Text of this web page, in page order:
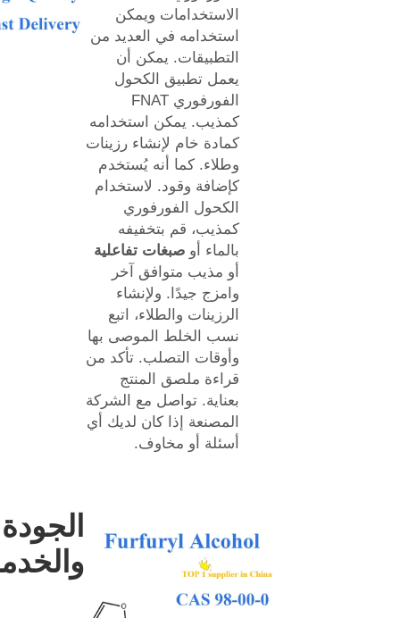
الاستخدامات ويمكن
استخدامه في العديد من
التطبيقات. يمكن أن
يعمل تطبيق الكحول
الفورفوري FNAT
كمذيب. يمكن استخدامه
كمادة خام لإنشاء رزينات
وطلاء. كما أنه يُستخدم
كإضافة وقود. لاستخدام
الكحول الفورفوري
كمذيب، قم بتخفيفه
بالماء أو صبغات تفاعلية
أو مذيب متوافق آخر
وامزج جيدًا. ولإنشاء
الرزينات والطلاء، اتبع
نسب الخلط الموصى بها
وأوقات التصلب. تأكد من
قراءة ملصق المنتج
بعناية. تواصل مع الشركة
المصنعة إذا كان لديك أي
أسئلة أو مخاوف.
الجودة